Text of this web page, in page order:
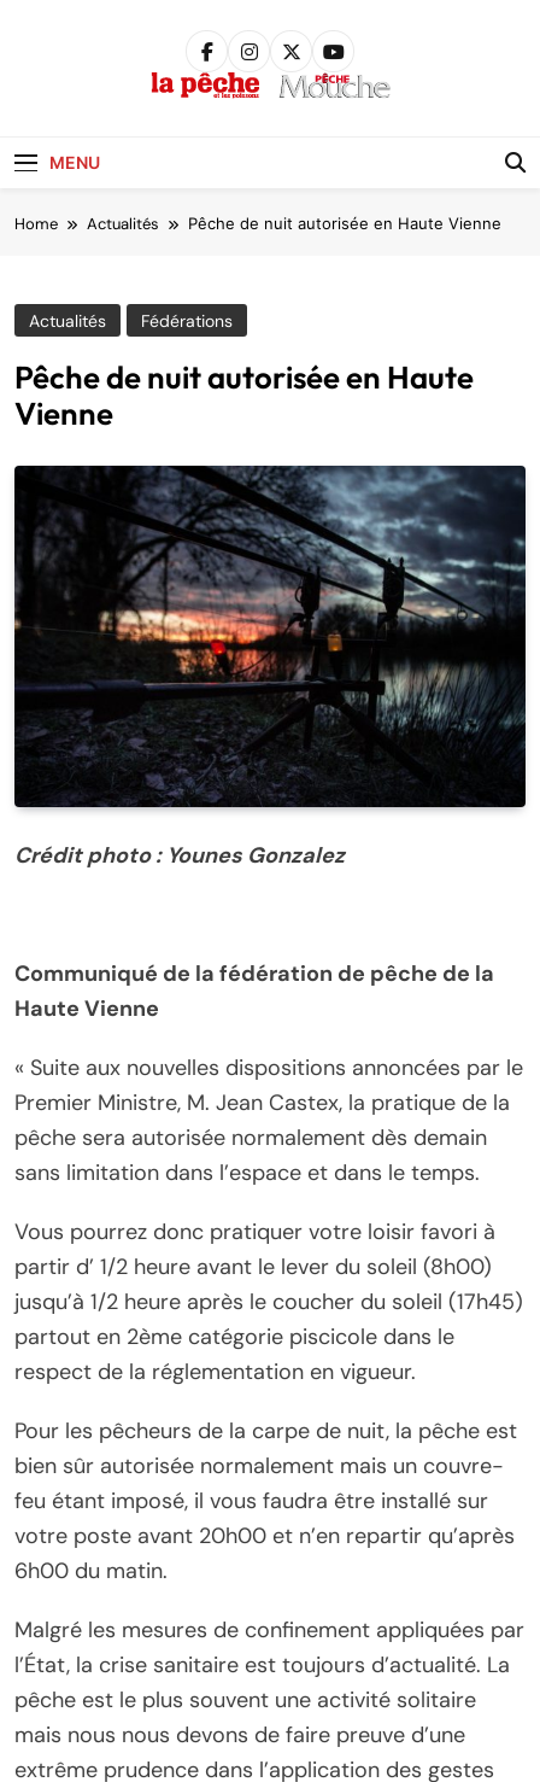
MENU
Home Actualités Pêche de nuit autorisée en Haute Vienne
Actualités Fédérations
Pêche de nuit autorisée en Haute
Vienne
Crédit photo : Younes Gonzalez
Communiqué de la fédération de pêche de la
Haute Vienne
« Suite aux nouvelles dispositions annoncées par le
Premier Ministre, M. Jean Castex, la pratique de la
pêche sera autorisée normalement dès demain
sans limitation dans l’espace et dans le temps.
Vous pourrez donc pratiquer votre loisir favori à
partir d’ 1/2 heure avant le lever du soleil (8h00)
jusqu’à 1/2 heure après le coucher du soleil (17h45)
partout en 2ème catégorie piscicole dans le
respect de la réglementation en vigueur.
Pour les pêcheurs de la carpe de nuit, la pêche est
bien sûr autorisée normalement mais un couvre-
feu étant imposé, il vous faudra être installé sur
votre poste avant 20h00 et n’en repartir qu’après
6h00 du matin.
Malgré les mesures de confinement appliquées par
l’État, la crise sanitaire est toujours d’actualité. La
pêche est le plus souvent une activité solitaire
mais nous nous devons de faire preuve d’une
extrême prudence dans l’application des gestes